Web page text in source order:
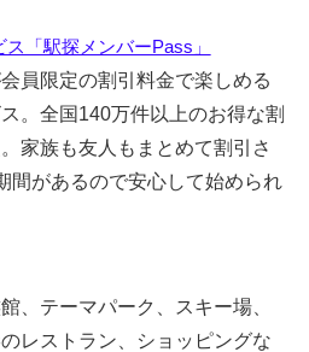
「駅探メンバーPass」
員限定の割引料金で楽しめる
。全国140万件以上のお得な割
家族も友人もまとめて割引さ
間があるので安心して始められ
、テーマパーク、スキー場、
レストラン、ショッピングな